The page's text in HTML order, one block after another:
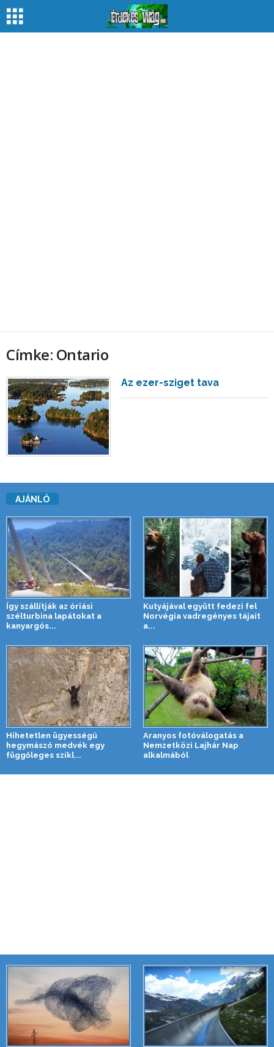
Címke: Ontario
Az ezer-sziget tava
AJÁNLÓ
Így szállítják az óriási
szélturbina lapátokat a
kanyargós...
Kutyájával együtt fedezi fel
Norvégia vadregényes tájait
a...
Hihetetlen ügyességű
hegymászó medvék egy
függőleges szikl...
Aranyos fotóválogatás a
Nemzetközi Lajhár Nap
alkalmából